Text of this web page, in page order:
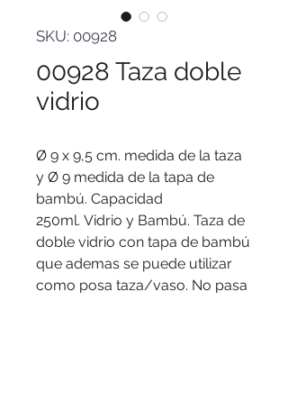
SKU: 00928
00928 Taza doble
vidrio
Ø 9 x 9,5 cm. medida de la taza
y Ø 9 medida de la tapa de
bambú. Capacidad
250ml. Vidrio y Bambú. Taza de
doble vidrio con tapa de bambú
que ademas se puede utilizar
como posa taza/vaso. No pasa